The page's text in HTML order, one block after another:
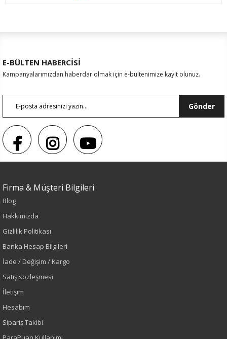
Renk
Sezon
Yaş Grubu
Yetişkin
Bel
E-BÜLTEN HABERCİSİ
Kampanyalarımızdan haberdar olmak için e-bültenimize kayıt olunuz.
Gönder
Firma & Müşteri Bilgileri
Blog
Hakkımızda
Gizlilik Politikası
Banka Hesap Bilgileri
İade / Değişim / Kargo
Satış sözleşmesi
İletişim
Hesabım
Sipariş Takibi